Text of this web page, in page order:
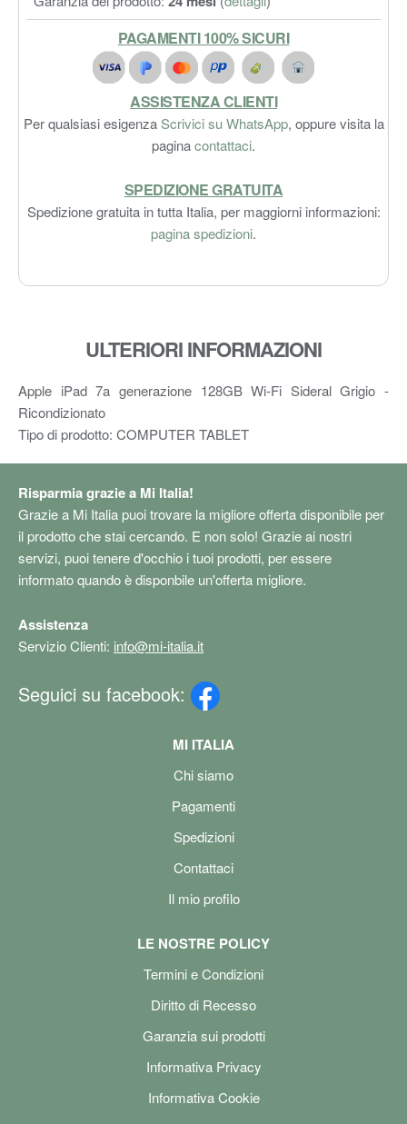
PAGAMENTI 100% SICURI
ASSISTENZA CLIENTI
Per qualsiasi esigenzaScrivici su WhatsApp, oppure visita la
paginacontattaci.
SPEDIZIONE GRATUITA
Spedizione gratuita in tutta Italia, per maggiorni informazioni:
pagina spedizioni.
ULTERIORI INFORMAZIONI
Apple iPad 7a generazione 128GB Wi-Fi Sideral Grigio -
Ricondizionato
Tipo di prodotto: COMPUTER TABLET
Risparmia grazie a Mi Italia!
Grazie a Mi Italia puoi trovare la migliore offerta disponibile per
il prodotto che stai cercando. E non solo! Grazie ai nostri
servizi, puoi tenere d'occhio i tuoi prodotti, per essere
informato quando è disponbile un'offerta migliore.
Assistenza
Servizio Clienti: info@mi-italia.it
Seguici su facebook:
MI ITALIA
Chi siamo
Pagamenti
Spedizioni
Contattaci
Il mio profilo
LE NOSTRE POLICY
Termini e Condizioni
Diritto di Recesso
Garanzia sui prodotti
Informativa Privacy
Informativa Cookie